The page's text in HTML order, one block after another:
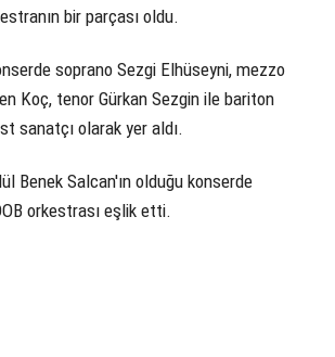
bir parçası oldu.
soprano Sezgi Elhüseyni, mezzo
Koç, tenor Gürkan Sezgin ile bariton
sanatçı olarak yer aldı.
Benek Salcan'ın olduğu konserde
orkestrası eşlik etti.